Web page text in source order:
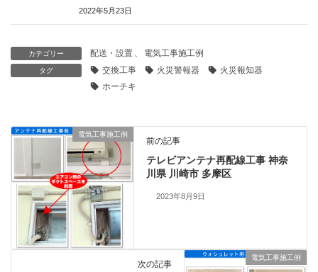
2022年5月23日
カテゴリー 配送・設置 、 電気工事施工例
タグ 交換工事 火災警報器
火災報知器
ホーチキ
電気工事施工例
前の記事
テレビアンテナ再配線工事 神奈
川県 川崎市 多摩区
2023年8月9日
電気工事施工例
次の記事